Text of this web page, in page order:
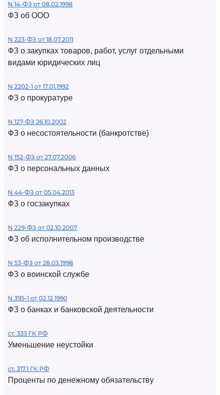
N 14-ФЗ от 08.02.1998
ФЗ об ООО
N 223-ФЗ от 18.07.2011
ФЗ о закупках товаров, работ, услуг отдельными
видами юридических лиц
N 2202-1 от 17.01.1992
ФЗ о прокуратуре
N 127-ФЗ 26.10.2002
ФЗ о несостоятельности (банкротстве)
N 152-ФЗ от 27.07.2006
ФЗ о персональных данных
N 44-ФЗ от 05.04.2013
ФЗ о госзакупках
N 229-ФЗ от 02.10.2007
ФЗ об исполнительном производстве
N 53-ФЗ от 28.03.1998
ФЗ о воинской службе
N 395-1 от 02.12.1990
ФЗ о банках и банковской деятельности
ст. 333 ГК РФ
Уменьшение неустойки
ст. 317.1 ГК РФ
Проценты по денежному обязательству